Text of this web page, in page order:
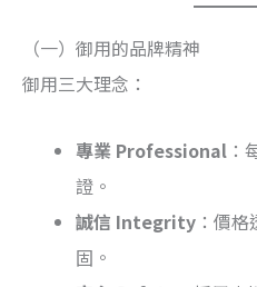
（一）御用的品牌精神
御用三大理念：
專業 Professional ：
證。
誠信 Integrity ：價
固。